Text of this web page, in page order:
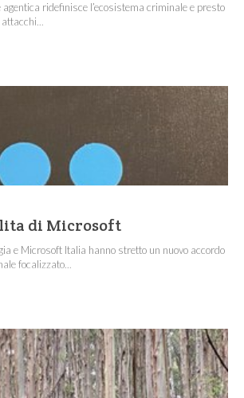
agentica ridefinisce l’ecosistema criminale e presto
di Microsoft
e Microsoft Italia hanno stretto un nuovo accordo
focalizzato...